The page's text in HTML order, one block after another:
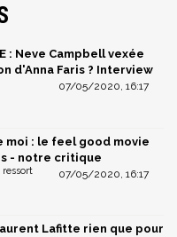
: Neve Campbell vexée
d'Anna Faris ? Interview
07/05/2020, 16:17
moi : le feel good movie
- notre critique
07/05/2020, 16:17
Lafitte rien que pour